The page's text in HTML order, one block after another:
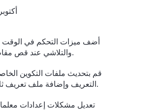
19 أكتوبر 2022
والتلاشي عند قص مقاطع الفيديو.
التعريف وإضافة ملف تعريف ثلاثي الأبعاد.